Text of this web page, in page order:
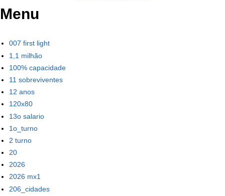
Menu
007 first light
1,1 milhão
100% capacidade
11 sobreviventes
12 anos
120x80
13o salario
1o_turno
2 turno
20
2026
2026 mx1
206_cidades